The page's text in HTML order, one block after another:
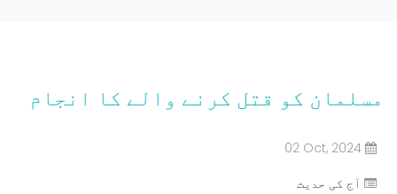
مسلمان کو قتل کرنے والے کا انجام
02 Oct, 2024
آج کی حدیث